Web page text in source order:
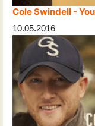
Cole Swindell -
10.05.2016